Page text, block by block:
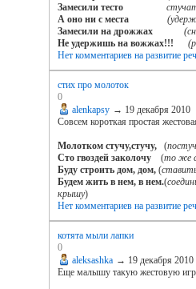
Замесили тесто
А оно ни с места
Замесили на дрожжах
Не удержишь на вожжах!!!
Нет комментариев на развитие
стих про молоток
0
alenkapsy → 19 декабря 2010
Совсем короткая простая
Молотком стучу,стучу,(
Сто гвоздей заколочу
(то же
Буду строить дом, дом, (
Будем жить в нем, в нем.(
крышу)
Нет комментариев на развитие
котята мыли лапки
0
aleksashka → 19 декабря 2010
Еще малышу такую жестовую